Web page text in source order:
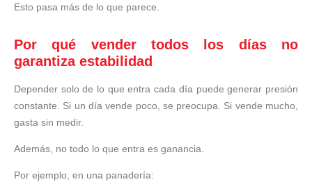
Esto pasa más de lo que parece.
Por qué vender todos los días no
garantiza estabilidad
Depender solo de lo que entra cada día puede generar presión
constante. Si un día vende poco, se preocupa. Si vende mucho,
gasta sin medir.
Además, no todo lo que entra es ganancia.
Por ejemplo, en una panadería: